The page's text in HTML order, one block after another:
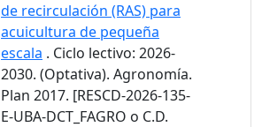
de recirculación (RAS) para
acuicultura de pequeña
escala . Ciclo lectivo: 2026-
2030. (Optativa). Agronomía.
Plan 2017. [RESCD-2026-135-
E-UBA-DCT_FAGRO o C.D.